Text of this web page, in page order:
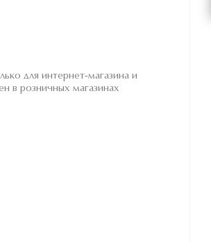
для интернет-магазина и
в розничных магазинах